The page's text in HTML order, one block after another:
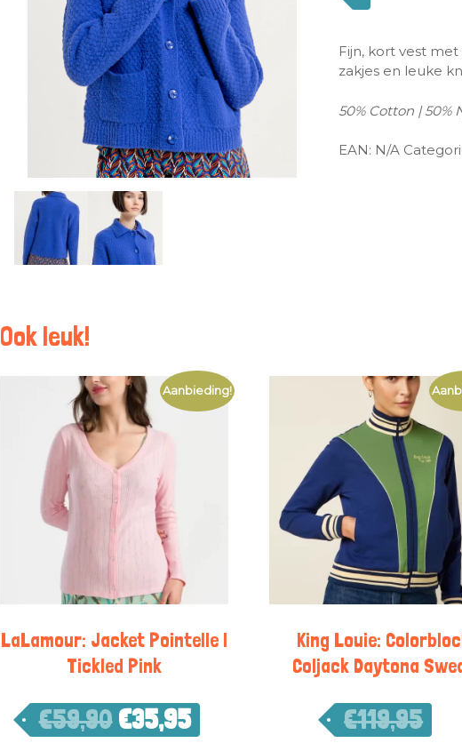
Fijn, kort vest
zakjes en leuke
50% Cotton | 50%
EAN: N/A
Ook leuk!
Aanbieding!
LaLamour: Jacket Pointelle |
Tickled Pink
€59,90 €35,95
King Louie:
Coljack Daytona
€119,95